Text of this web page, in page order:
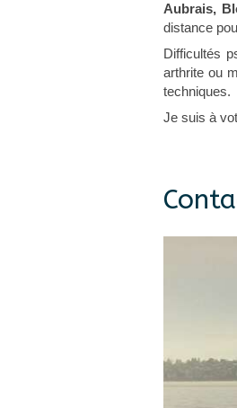
Aubrais,
distance
Difficultés
arthrite ou
techniques.
Je suis à